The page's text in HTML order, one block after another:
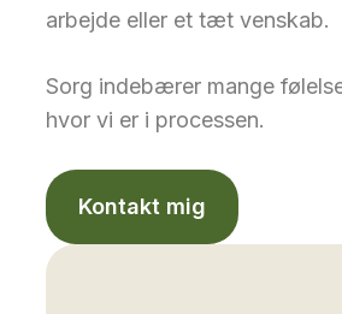
arbejde eller et tæt venskab.
Sorg indebærer mange
hvor vi er i processen.
Kontakt mig